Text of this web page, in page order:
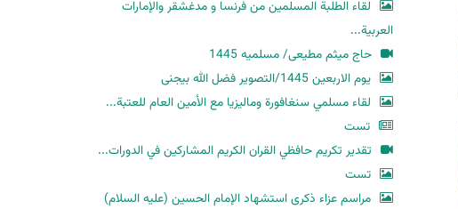
لقاء الطلبة المسلمين من فرنسا و مدغشقر والإمارات
العربية...
حاج میثم مطیعی/ مسلمیه 1445
یوم الاربعین 1445/التصویر فضل الله بیجنی
لقاء مسلمي سنغافورة وماليزيا مع الأمين العام للعتبة...
تست
تقدير تكريم حافظي القران الكريم المشاركين في الدورات...
تست
مراسم عزاء ذكرى استشهاد الإمام الحسين (عليه السلام)